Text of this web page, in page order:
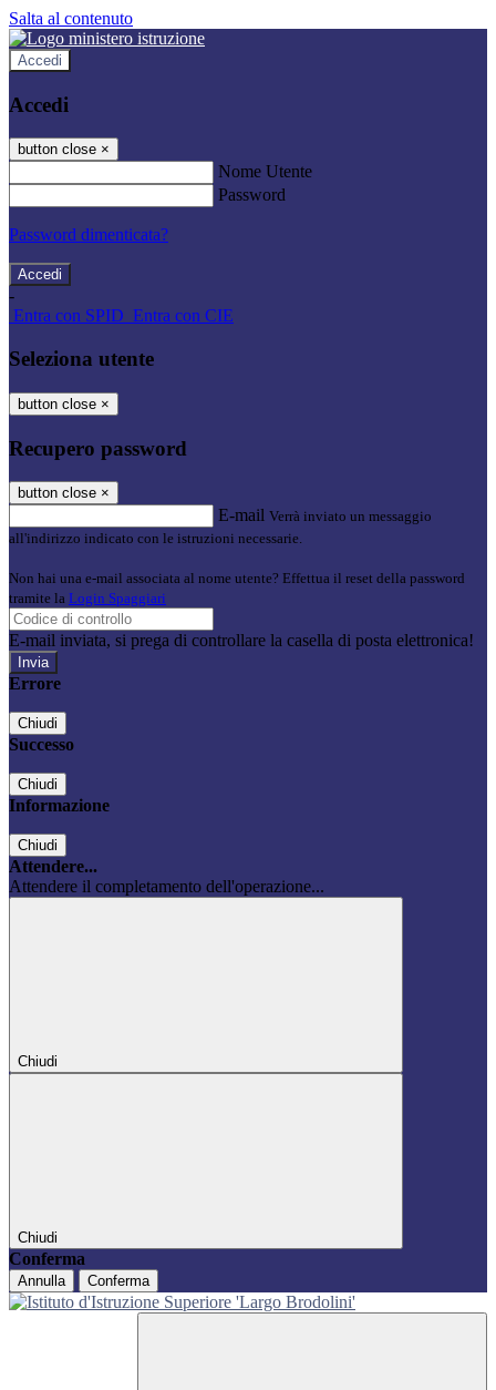
Salta al contenuto
Accedi
Accedi
button close ×
Nome Utente
Password
Password dimenticata?
-
Entra con SPID Entra con CIE
Seleziona utente
button close ×
Recupero password
button close ×
E-mail Verrà inviato un messaggio
all'indirizzo indicato con le istruzioni necessarie.
Non hai una e-mail associata al nome utente? Effettua il reset della password
tramite la Login Spaggiari
E-mail inviata, si prega di controllare la casella di posta elettronica!
Errore
Chiudi
Successo
Chiudi
Informazione
Chiudi
Attendere...
Attendere il completamento dell'operazione...
Chiudi
Chiudi
Conferma
Annulla Conferma